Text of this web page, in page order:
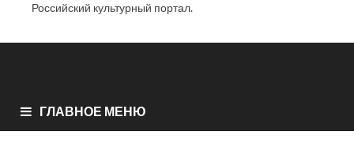
Российский культурный портал.
ГЛАВНОЕ МЕНЮ